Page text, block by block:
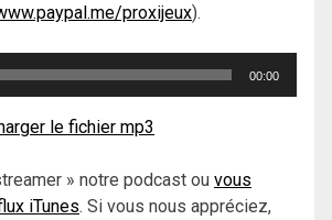
proxijeux).
00:00
le fichier mp3
» notre podcast ou vous
iTunes. Si vous nous appréciez,